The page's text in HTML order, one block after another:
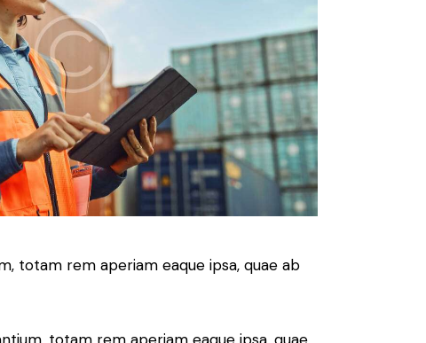
totam rem aperiam eaque ipsa, quae ab